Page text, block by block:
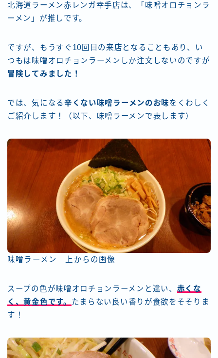
北海道ラーメン赤レンガ幸手店は、「味噌オロチョンラ
ーメン」が推しです。
ですが、もうすぐ10回目の来店となることもあり、い
つもは味噌オロチョンラーメンしか注文しないのですが
冒険してみました！
では、気になる辛くない味噌ラーメンのお味をくわしく
ご紹介します！（以下、味噌ラーメンで表します）
味噌ラーメン 上からの画像
スープの色が味噌オロチョンラーメンと違い、 赤くな
く、黄金色です。 たまらない良い香りが食欲をそそりま
す！